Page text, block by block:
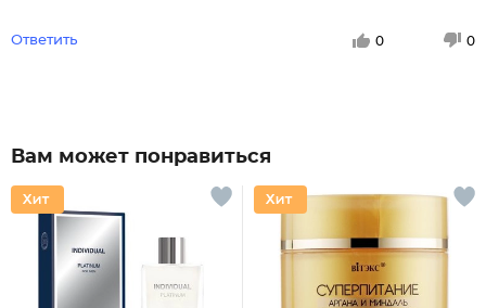
Ответить 0 0
Вам может понравиться